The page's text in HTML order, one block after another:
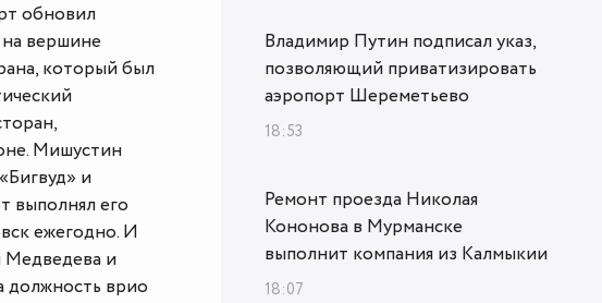
обновил
вершине
который был
Мишустин
и
выполнял его
ежегодно. И
Медведева и
должность врио
Владимир Путин подписал указ,
позволяющий приватизировать
аэропорт Шереметьево
18:53
Ремонт проезда Николая
Кононова в Мурманске
выполнит компания из Калмыкии
18:07